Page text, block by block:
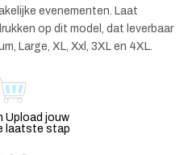
evenementen. Laat
op dit model, dat leverbaar
Large, XL, Xxl, 3XL en 4XL.
Upload jouw
laatste stap